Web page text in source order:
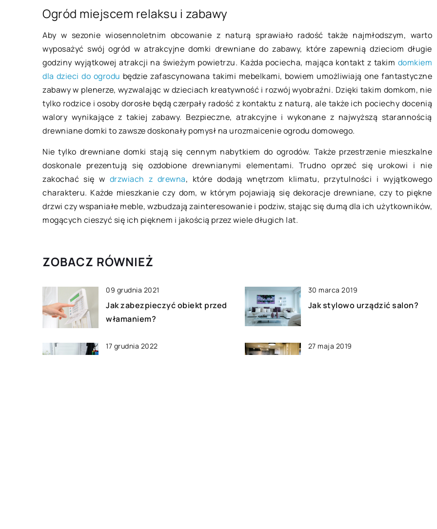
Ogród miejscem relaksu i zabawy
Aby w sezonie wiosennoletnim obcowanie z naturą sprawiało radość także najmłodszym, warto
wyposażyć swój ogród w atrakcyjne domki drewniane do zabawy, które zapewnią dzieciom długie
godziny wyjątkowej atrakcji na świeżym powietrzu. Każda pociecha, mająca kontakt z takim domkiem
dla dzieci do ogrodu będzie zafascynowana takimi mebelkami, bowiem umożliwiają one fantastyczne
zabawy w plenerze, wyzwalając w dzieciach kreatywność i rozwój wyobraźni. Dzięki takim domkom, nie
tylko rodzice i osoby dorosłe będą czerpały radość z kontaktu z naturą, ale także ich pociechy docenią
walory wynikające z takiej zabawy. Bezpieczne, atrakcyjne i wykonane z najwyższą starannością
drewniane domki to zawsze doskonały pomysł na urozmaicenie ogrodu domowego.
Nie tylko drewniane domki stają się cennym nabytkiem do ogrodów. Także przestrzenie mieszkalne
doskonale prezentują się ozdobione drewnianymi elementami. Trudno oprzeć się urokowi i nie
zakochać się w drzwiach z drewna, które dodają wnętrzom klimatu, przytulności i wyjątkowego
charakteru. Każde mieszkanie czy dom, w którym pojawiają się dekoracje drewniane, czy to piękne
drzwi czy wspaniałe meble, wzbudzają zainteresowanie i podziw, stając się dumą dla ich użytkowników,
mogących cieszyć się ich pięknem i jakością przez wiele długich lat.
ZOBACZ RÓWNIEŻ
09 grudnia 2021
Jak zabezpieczyć obiekt przed
włamaniem?
30 marca 2019
Jak stylowo urządzić salon?
17 grudnia 2022 27 maja 2019
nabyć urządzenia wchodzące
automatyki budynkowej?
automatyki budynkowej, z
w tworzeniu sprawnego
powinny być zawsze
jakości. Oznacza […]
04 lutego 2022
Rodzaje palet, które sprawdzą się
w każdym magazynie
Palety to podstawowe opakowanie,
wykorzystywane w każdym
magazynie i firmie transportowej. Są
one najczęściej wykonywane z
drewna, ze względu na […]
17 lutego 2021
Jak utrzymać porządek w
pracy?
Bałagan w miejscu pracy bardzo
utrudnia efektywną pracę oraz
uniemożliwia należyte skupienie
na wykonywanych obowiązkach.
Warto więc zadbać o […]